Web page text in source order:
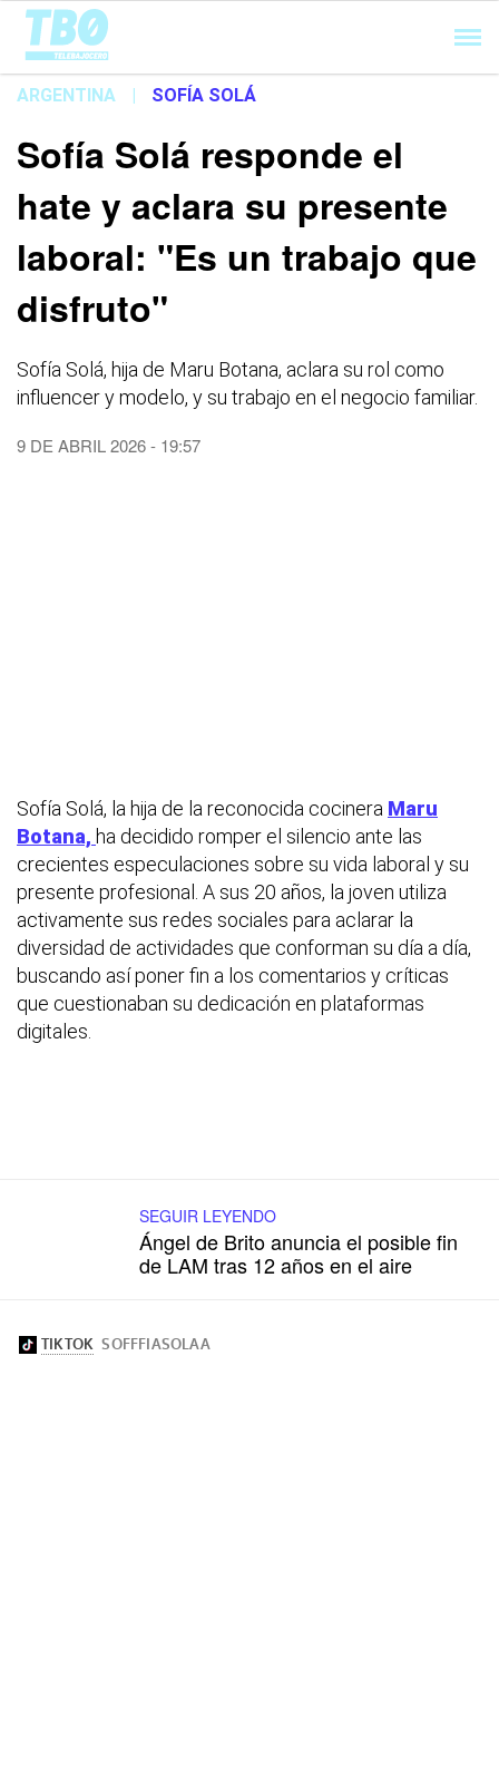
Cargando...
ARGENTINA | SOFÍA SOLÁ
Sofía Solá responde el
hate y aclara su presente
laboral: "Es un trabajo que
disfruto"
Sofía Solá, hija de Maru Botana, aclara su rol como
influencer y modelo, y su trabajo en el negocio familiar.
9 DE ABRIL 2026 - 19:57
Sofía Solá, la hija de la reconocida cocinera Maru
Botana, ha decidido romper el silencio ante las
crecientes especulaciones sobre su vida laboral y su
presente profesional. A sus 20 años, la joven utiliza
activamente sus redes sociales para aclarar la
diversidad de actividades que conforman su día a día,
buscando así poner fin a los comentarios y críticas
que cuestionaban su dedicación en plataformas
digitales.
SEGUIR LEYENDO
Ángel de Brito anuncia el posible fin
de LAM tras 12 años en el aire